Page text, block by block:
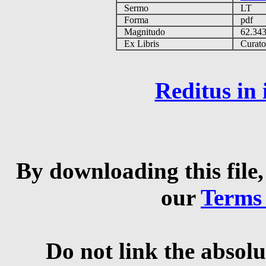
Sermo
LT
Forma
pdf
Magnitudo
Ex Libris
Reditus in
By downloading this
our
Do not link the